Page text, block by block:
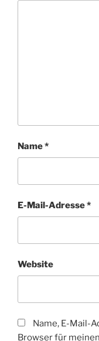
Name*
E-Mail-Adresse*
Website
Name, E-Mail-
Browser für